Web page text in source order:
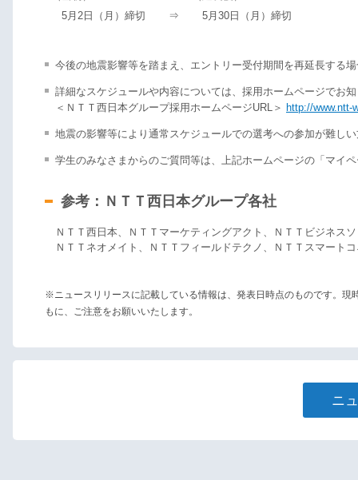
5月2日（月）締切
⇒ 5月30日（月）締切
今後の地震影響等を踏まえ、エントリー受付期間を再延長する
詳細なスケジュールや内容については、採用ホームページでお
＜ＮＴＴ西日本グループ採用ホームページURL＞ http://www.ntt-
地震の影響等により通常スケジュールでの選考への参加が難し
学生のみなさまからのご質問等は、上記ホームページの「マイ
参考：ＮＴＴ西日本グループ各社
ＮＴＴ西日本、ＮＴＴマーケティングアクト、ＮＴＴビジネス
ＮＴＴネオメイト、ＮＴＴフィールドテクノ、ＮＴＴスマート
※ニュースリリースに記載している情報は、発表日時点のものです。
もに、ご注意をお願いいたします。
ニ